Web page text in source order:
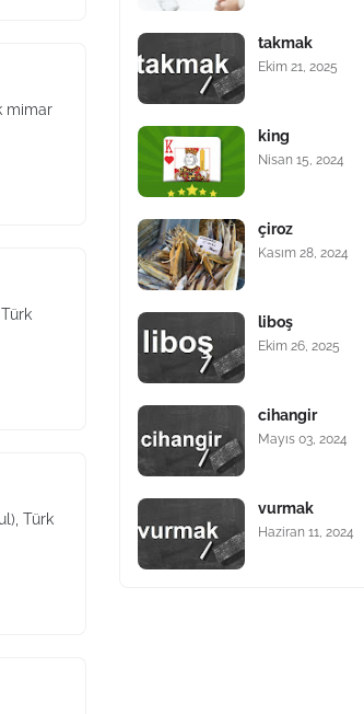
mimar
Türk
takmak
Ekim 21, 2025
king
Nisan 15, 2024
çiroz
Kasım 28, 2024
liboş
Ekim 26, 2025
cihangir
Mayıs 03, 2024
vurmak
Haziran 11, 2024